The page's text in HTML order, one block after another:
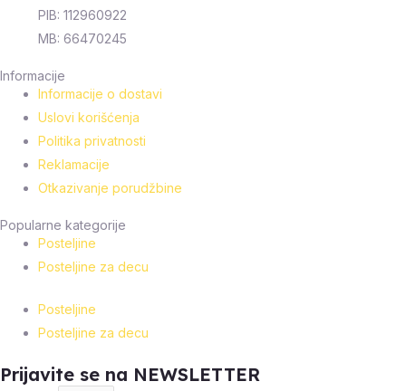
PIB: 112960922
MB: 66470245
Informacije
Informacije o dostavi
Uslovi korišćenja
Politika privatnosti
Reklamacije
Otkazivanje porudžbine
Popularne kategorije
Posteljine
Posteljine za decu
Posteljine
Posteljine za decu
Prijavite se na NEWSLETTER